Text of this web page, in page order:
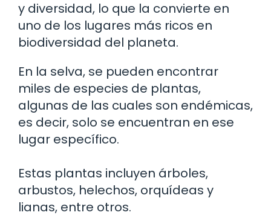
y diversidad, lo que la convierte en
uno de los lugares más ricos en
biodiversidad del planeta.
En la selva, se pueden encontrar
miles de especies de plantas,
algunas de las cuales son endémicas,
es decir, solo se encuentran en ese
lugar específico.
Estas plantas incluyen árboles,
arbustos, helechos, orquídeas y
lianas, entre otros.